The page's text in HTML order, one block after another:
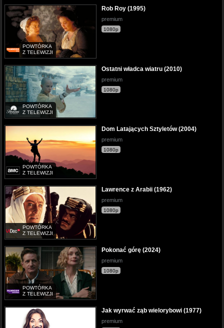
POWTÓRKA
Z TELEWIZJI
Rob Roy (1995)
premium
1080p
POWTÓRKA
Z TELEWIZJI
Ostatni władca wiatru (2010)
premium
1080p
POWTÓRKA
Z TELEWIZJI
Dom Latających Sztyletów (2004)
premium
1080p
POWTÓRKA
Z TELEWIZJI
Lawrence z Arabii (1962)
premium
1080p
POWTÓRKA
Z TELEWIZJI
Pokonać górę (2024)
premium
1080p
Jak wyrwać ząb wielorybowi (1977)
premium